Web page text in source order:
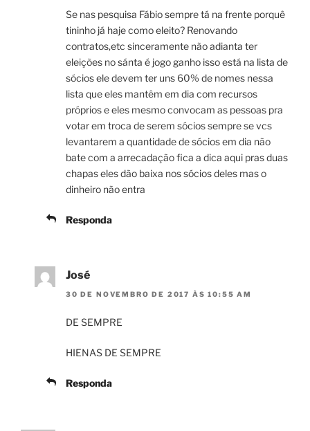
Se nas pesquisa Fábio sempre tá na frente porquê
tininho já haje como eleito? Renovando
contratos,etc sinceramente não adianta ter
eleições no sánta é jogo ganho isso está na lista de
sócios ele devem ter uns 60% de nomes nessa
lista que eles mantêm em dia com recursos
próprios e eles mesmo convocam as pessoas pra
votar em troca de serem sócios sempre se vcs
levantarem a quantidade de sócios em dia não
bate com a arrecadação fica a dica aqui pras duas
chapas eles dão baixa nos sócios deles mas o
dinheiro não entra
Responda
José
30 DE NOVEMBRO DE 2017 ÀS 10:55 AM
DE SEMPRE
HIENAS DE SEMPRE
Responda